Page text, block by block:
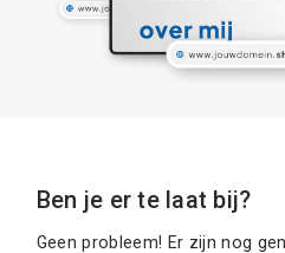
Ben je er te laat bij?
Geen probleem! Er zijn nog